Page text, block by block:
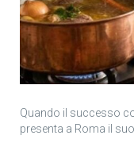
Quando il successo
presenta a Roma il